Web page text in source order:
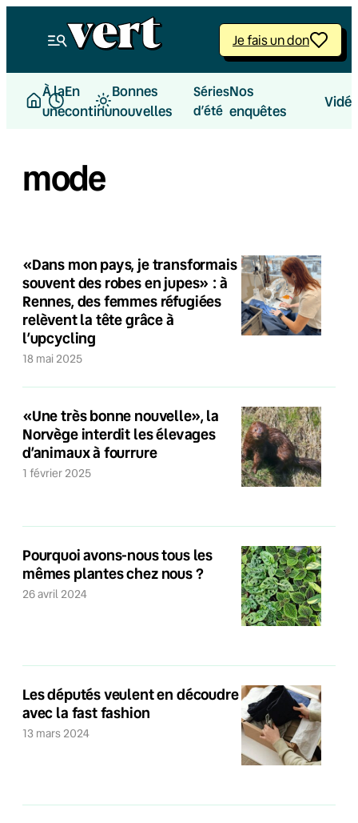
Je fais un don
À la
une
En
continu
Bonnes
nouvelles
Séries
d’été
Nos
enquêtes
mode
«Dans mon pays, je transformais
souvent des robes en jupes» : à
Rennes, des femmes réfugiées
relèvent la tête grâce à
l’upcycling
18 mai 2025
«Une très bonne nouvelle», la
Norvège interdit les élevages
d’animaux à fourrure
1 février 2025
Pourquoi avons-nous tous les
mêmes plantes chez nous ?
26 avril 2024
Les députés veulent en découdre
avec la fast fashion
13 mars 2024